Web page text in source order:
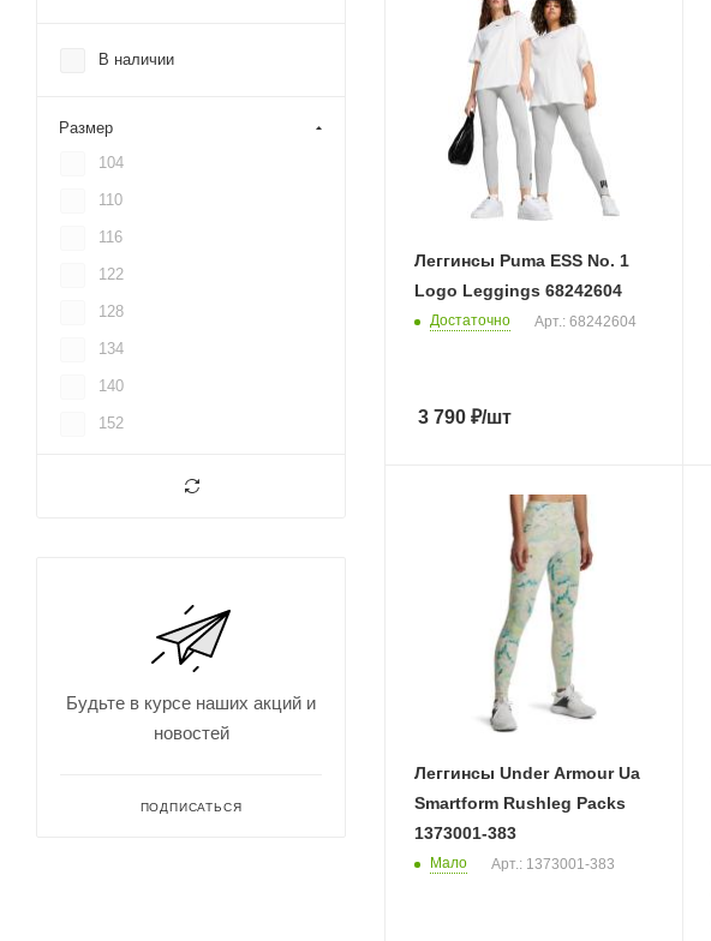
Леггинсы Puma ESS No. 1
Logo Leggings 68242604
Достаточно Арт.: 68242604
3 790 ₽/шт
Леггинсы Under Armour Ua
Smartform Rushleg Packs
1373001-383
Мало Арт.: 1373001-383
В наличии
Размер
104
110
116
122
128
134
140
152
Будьте в курсе наших акций и
новостей
ПОДПИСАТЬСЯ